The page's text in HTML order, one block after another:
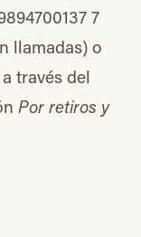
7
llamadas) o
través del
Por retiros y